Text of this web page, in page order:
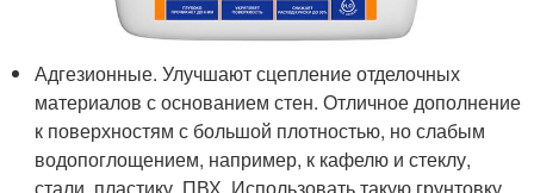
Адгезионные. Улучшают сцепление отделочных
материалов с основанием стен. Отличное дополнение
к поверхностям с большой плотностью, но слабым
водопоглощением, например, к кафелю и стеклу,